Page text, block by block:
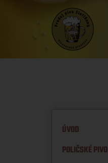
ÚVOD
POLIČSKÉ PIVO